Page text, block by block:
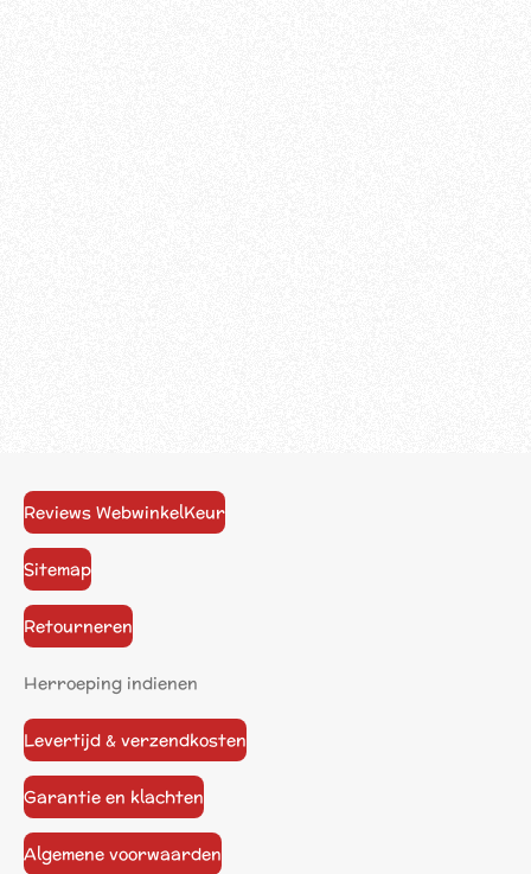
Reviews WebwinkelKeur
Sitemap
Retourneren
Herroeping indienen
Levertijd & verzendkosten
Garantie en klachten
Algemene voorwaarden